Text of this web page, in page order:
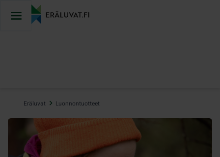
sisältöön
Eräluvat Luonnontuotteet